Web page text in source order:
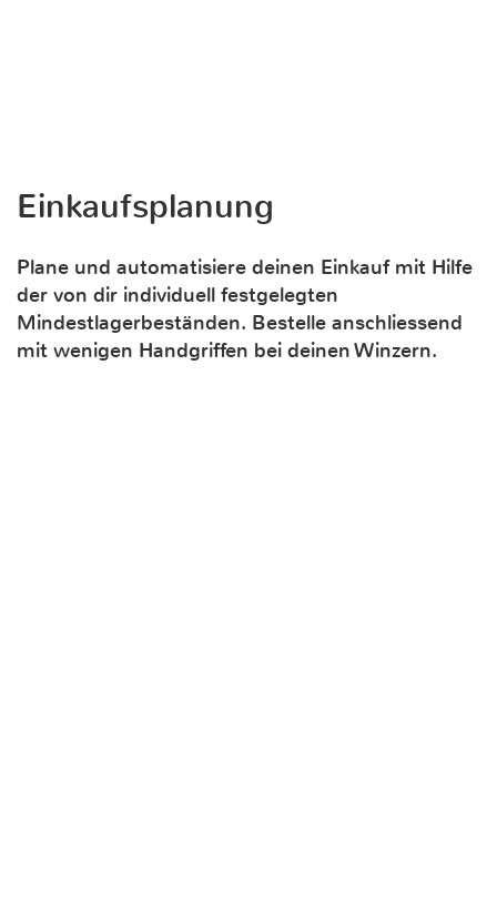
Einkaufsplanung
Plane und automatisiere deinen Einkauf mit Hilfe
der von dir individuell festgelegten
Mindestlagerbeständen. Bestelle anschliessend
mit wenigen Handgriffen bei deinen Winzern.